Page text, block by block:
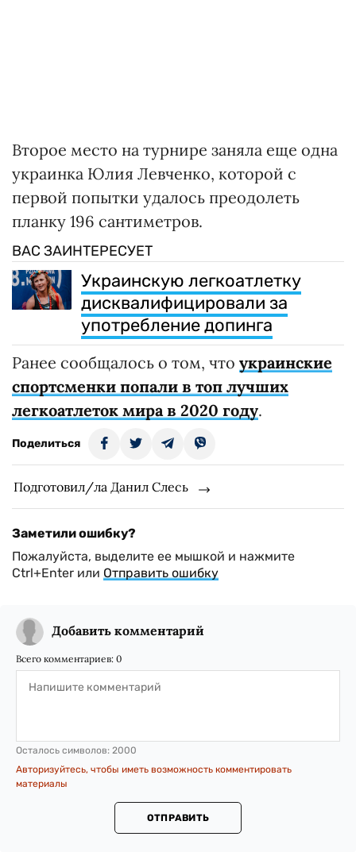
Второе место на турнире заняла еще одна
украинка Юлия Левченко, которой с
первой попытки удалось преодолеть
планку 196 сантиметров.
ВАС ЗАИНТЕРЕСУЕТ
Украинскую легкоатлетку
дисквалифицировали за
употребление допинга
Ранее сообщалось о том, что украинские
спортсменки попали в топ лучших
легкоатлеток мира в 2020 году.
Поделиться
Подготовил/ла Данил Слесь
Заметили ошибку?
Пожалуйста, выделите ее мышкой и нажмите
Ctrl+Enter или Отправить ошибку
Добавить комментарий
Всего комментариев: 0
Осталось символов: 2000
Авторизуйтесь, чтобы иметь возможность комментировать
материалы
ОТПРАВИТЬ